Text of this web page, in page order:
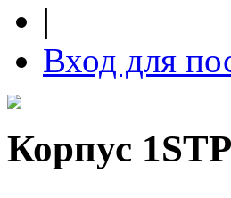
|
Вход для
Корпус